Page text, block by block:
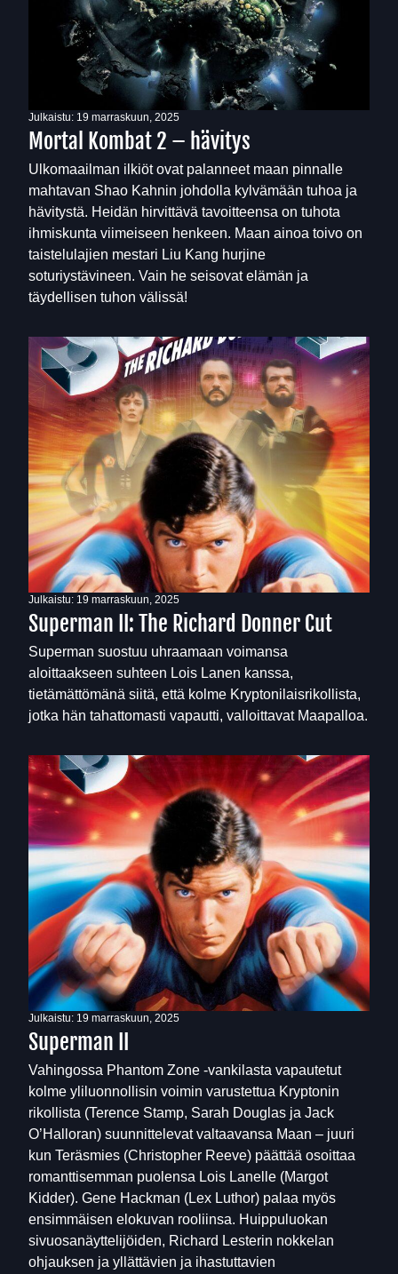
Julkaistu: 19 marraskuun, 2025
Mortal Kombat 2 – hävitys
Ulkomaailman ilkiöt ovat palanneet maan pinnalle
mahtavan Shao Kahnin johdolla kylvämään tuhoa ja
hävitystä. Heidän hirvittävä tavoitteensa on tuhota
ihmiskunta viimeiseen henkeen. Maan ainoa toivo on
taistelulajien mestari Liu Kang hurjine
soturiystävineen. Vain he seisovat elämän ja
täydellisen tuhon välissä!
Julkaistu: 19 marraskuun, 2025
Superman II: The Richard Donner Cut
Superman suostuu uhraamaan voimansa
aloittaakseen suhteen Lois Lanen kanssa,
tietämättömänä siitä, että kolme Kryptonilaisrikollista,
jotka hän tahattomasti vapautti, valloittavat Maapalloa.
Julkaistu: 19 marraskuun, 2025
Superman II
Vahingossa Phantom Zone -vankilasta vapautetut
kolme yliluonnollisin voimin varustettua Kryptonin
rikollista (Terence Stamp, Sarah Douglas ja Jack
O’Halloran) suunnittelevat valtaavansa Maan – juuri
kun Teräsmies (Christopher Reeve) päättää osoittaa
romanttisemman puolensa Lois Lanelle (Margot
Kidder). Gene Hackman (Lex Luthor) palaa myös
ensimmäisen elokuvan rooliinsa. Huippuluokan
sivuosanäyttelijöiden, Richard Lesterin nokkelan
ohjauksen ja yllättävien ja ihastuttavien